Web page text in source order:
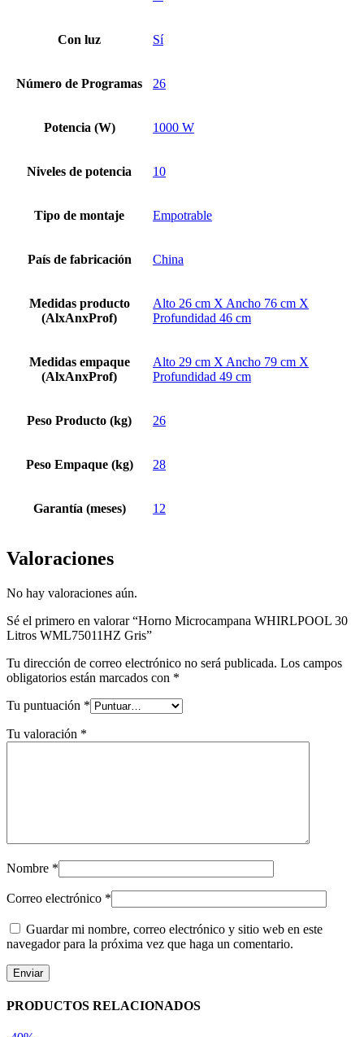
Con luz Sí
Número de Programas 26
Potencia (W) 1000 W
Niveles de potencia 10
Tipo de montaje Empotrable
País de fabricación China
Medidas producto
(AlxAnxProf)
Alto 26 cm X Ancho 76 cm X
Profundidad 46 cm
Medidas empaque
(AlxAnxProf)
Alto 29 cm X Ancho 79 cm X
Profundidad 49 cm
Peso Producto (kg) 26
Peso Empaque (kg) 28
Garantía (meses) 12
Valoraciones
No hay valoraciones aún.
Sé el primero en valorar “Horno Microcampana WHIRLPOOL 30
Litros WML75011HZ Gris”
Tu dirección de correo electrónico no será publicada. Los campos
obligatorios están marcados con *
Tu puntuación *
Tu valoración *
Nombre *
Correo electrónico *
Guardar mi nombre, correo electrónico y sitio web en este
navegador para la próxima vez que haga un comentario.
PRODUCTOS RELACIONADOS